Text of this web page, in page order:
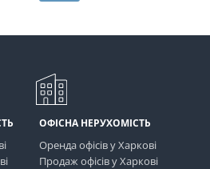
ОФІСНА НЕРУХОМІСТЬ
Оренда офісів у Харкові
Продаж офісів у Харкові